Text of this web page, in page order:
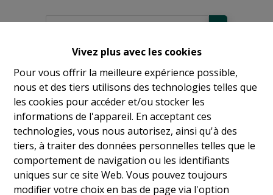
Vivez plus avec les cookies
Pour vous offrir la meilleure expérience possible,
nous et des tiers utilisons des technologies telles que
les cookies pour accéder et/ou stocker les
informations de l'appareil. En acceptant ces
technologies, vous nous autorisez, ainsi qu'à des
tiers, à traiter des données personnelles telles que le
comportement de navigation ou les identifiants
uniques sur ce site Web. Vous pouvez toujours
modifier votre choix en bas de page via l'option
À Vendre
À Louer